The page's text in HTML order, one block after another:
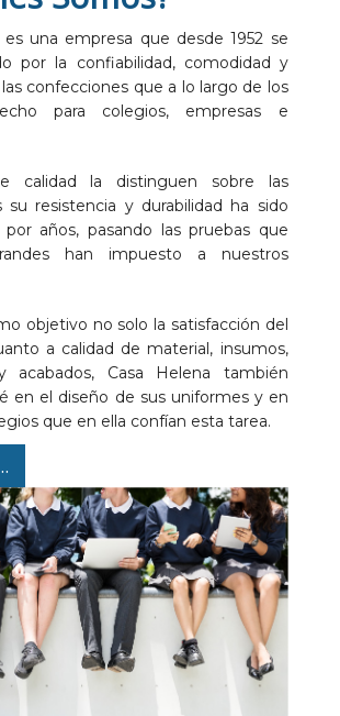
es una empresa que desde 1952 se
por la confiabilidad, comodidad y
confecciones que a lo largo de los
para colegios, empresas e
calidad la distinguen sobre las
su resistencia y durabilidad ha sido
por años, pasando las pruebas que
han impuesto a nuestros
objetivo no solo la satisfacción del
a calidad de material, insumos,
acabados, Casa Helena también
en el diseño de sus uniformes y en
que en ella confían esta tarea.